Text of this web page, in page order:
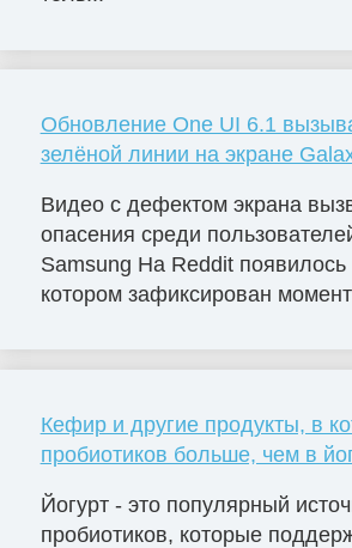
Обновление One UI 6.1
зелёной линии на экране
Видео с дефектом экрана
опасения среди
Samsung На Reddit появилось
котором зафиксирован
Кефир и другие продукты, в
пробиотиков больше, чем в
Йогурт - это популярный
пробиотиков, которые